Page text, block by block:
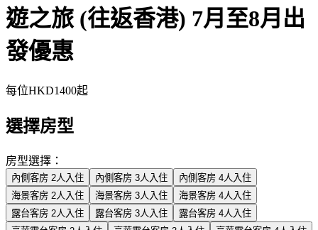
遊之旅 (往返香港) 7月至8月出
發優惠
每位HKD1400起
選擇房型
房型選擇：
內側客房 2人入住 內側客房 3人入住
內側客房 4人入住
海景客房 2人入住
海景客房 3人入住
海景客房 4人入住
露台客房 2人入住
露台客房 3人入住
露台客房 4人入住